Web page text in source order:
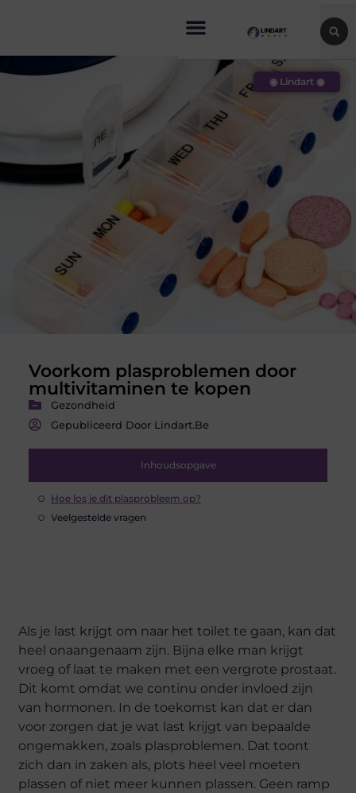
Voorkom plasproblemen door
multivitaminen te kopen
Gezondheid
Gepubliceerd Door Lindart.be
Inhoudsopgave
Hoe los je dit plasprobleem op?
Veelgestelde vragen
◉ Lindart ◉
Als je last krijgt om naar het toilet te gaan, kan dat
heel onaangenaam zijn. Bijna elke man krijgt
vroeg of laat te maken met een vergrote prostaat.
Dit komt omdat we continu onder invloed zijn
van hormonen. In de toekomst kan dat er dan
voor zorgen dat je wat last krijgt van bepaalde
ongemakken, zoals plasproblemen. Dat toont
zich dan in zaken als, plots heel veel moeten
plassen of niet meer kunnen plassen. Geen ramp